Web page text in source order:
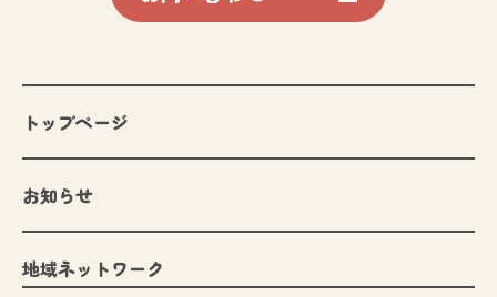
トップページ
お知らせ
地域ネットワーク